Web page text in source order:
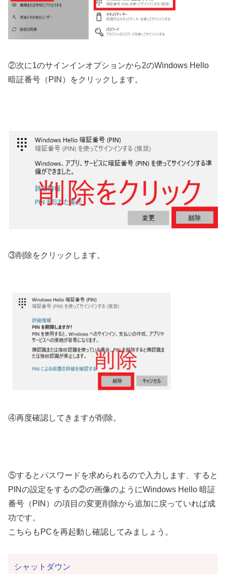
②次に1のサインインオプションから2のWindows Hello
暗証番号（PIN）をクリックします。
③削除をクリックします。
④再度確認してきますが削除。
⑤するとパスワードを求められるので入力します、すると
PINの設定をするの②の画像のようにWindows Hello 暗証
番号（PIN）の項目の変更削除から追加に戻っていれば成
功です。
こちらもPCを再起動し確認してみましょう。
シャットダウン